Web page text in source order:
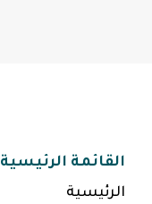
القائمة الرئيسية
الرئيسية